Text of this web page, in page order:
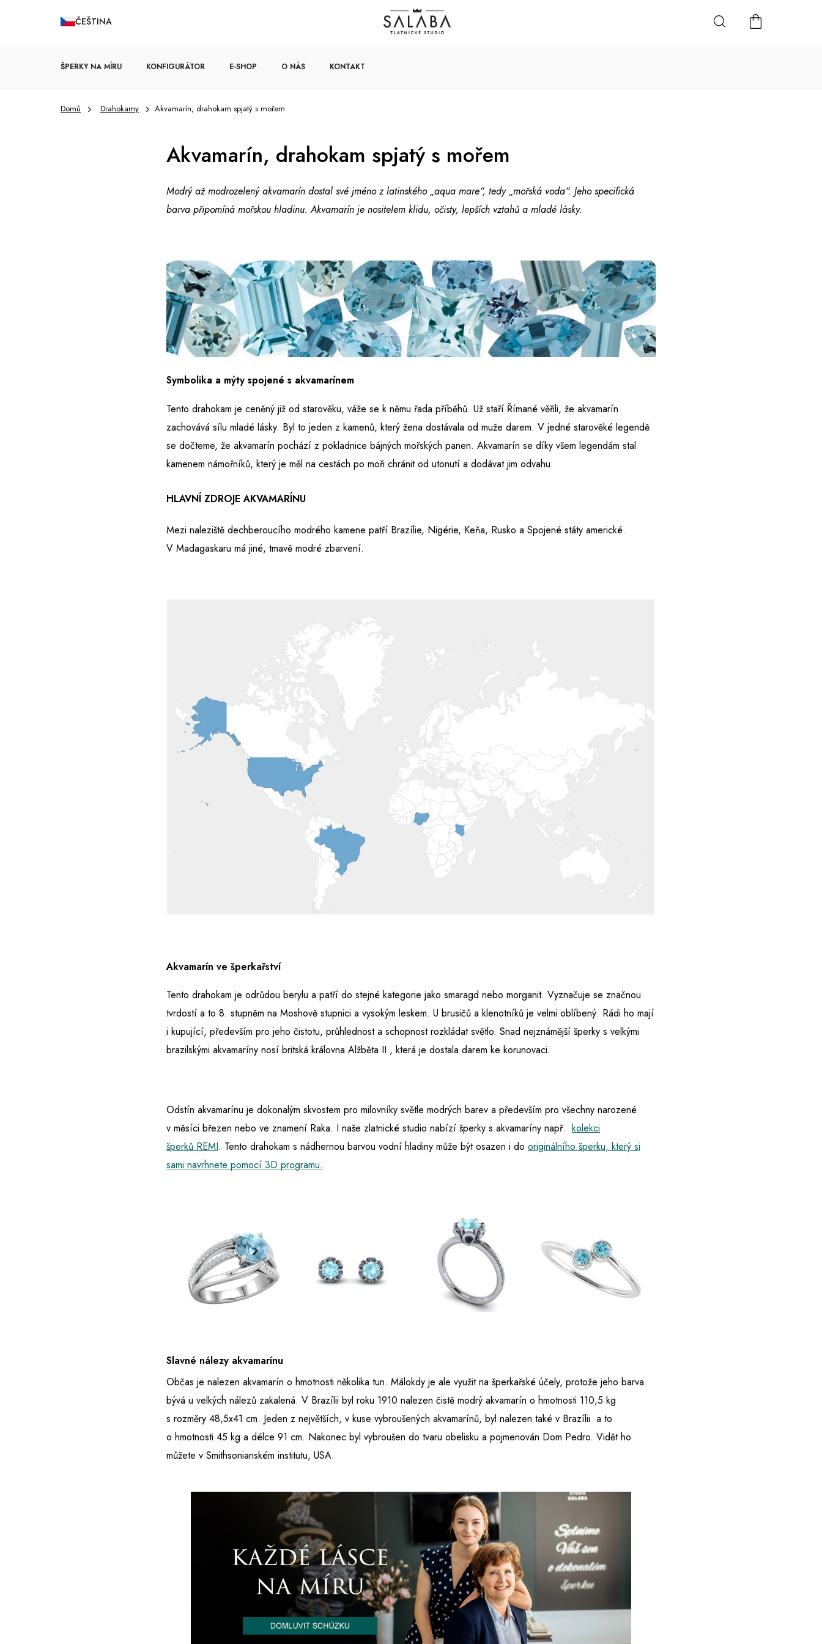
ČEŠTINA
NÁKUPNÍ
ŠPERKY NA MÍRU KONFIGURÁTOR E-SHOP
ZÁSNUBNÍ PRSTENY
O NÁS KONTAKT
Domů Drahokamy Akvamarín, drahokam spjatý s mořem
Akvamarín, drahokam spjatý s mořem
Modrý až modrozelený akvamarín dostal své jméno z latinského „aqua mare“, tedy „mořská voda“. Jeho specifická
barva připomíná mořskou hladinu. Akvamarín je nositelem klidu, očisty, lepších vztahů a mladé lásky.
Symbolika a mýty spojené s akvamarínem
Tento drahokam je ceněný již od starověku, váže se k němu řada příběhů. Už staří Římané věřili, že akvamarín
zachovává sílu mladé lásky. Byl to jeden z kamenů, který žena dostávala od muže darem. V jedné starověké legendě
se dočteme, že akvamarín pochází z pokladnice bájných mořských panen. Akvamarín se díky všem legendám stal
kamenem námořníků, který je měl na cestách po moři chránit od utonutí a dodávat jim odvahu.
HLAVNÍ ZDROJE AKVAMARÍNU
Mezi naleziště dechberoucího modrého kamene patří Brazílie, Nigérie, Keňa, Rusko a Spojené státy americké.
V Madagaskaru má jiné, tmavě modré zbarvení.
Akvamarín ve šperkařství
Tento drahokam je odrůdou berylu a patří do stejné kategorie jako smaragd nebo morganit. Vyznačuje se značnou
tvrdostí a to 8. stupněm na Moshově stupnici a vysokým leskem. U brusičů a klenotníků je velmi oblíbený. Rádi ho mají
i kupující, především pro jeho čistotu, průhlednost a schopnost rozkládat světlo. Snad nejznámější šperky s velkými
brazilskými akvamaríny nosí britská královna Alžběta II., která je dostala darem ke korunovaci.
Odstín akvamarínu je dokonalým skvostem pro milovníky světle modrých barev a především pro všechny narozené
v měsíci březen nebo ve znamení Raka. I naše zlatnické studio nabízí šperky s akvamaríny např. kolekci
šperků REMI. Tento drahokam s nádhernou barvou vodní hladiny může být osazen i do originálního šperku, který si
sami navrhnete pomocí 3D programu.
Slavné nálezy akvamarínu
Občas je nalezen akvamarín o hmotnosti několika tun. Málokdy je ale využit na šperkařské účely, protože jeho barva
bývá u velkých nálezů zakalená. V Brazílii byl roku 1910 nalezen čistě modrý akvamarín o hmotnosti 110,5 kg
s rozměry 48,5x41 cm. Jeden z největších, v kuse vybroušených akvamarínů, byl nalezen také v Brazílii a to
o hmotnosti 45 kg a délce 91 cm. Nakonec byl vybroušen do tvaru obelisku a pojmenován Dom Pedro. Vidět ho
můžete v Smithsonianském institutu, USA.